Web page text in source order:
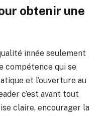
obtenir une
innée seulement
compétence qui se
et l’ouverture au
c’est avant tout
claire, encourager la